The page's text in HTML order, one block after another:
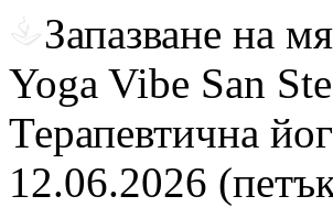
Запазване на
Yoga Vibe San
Терапевтична
12.06.2026